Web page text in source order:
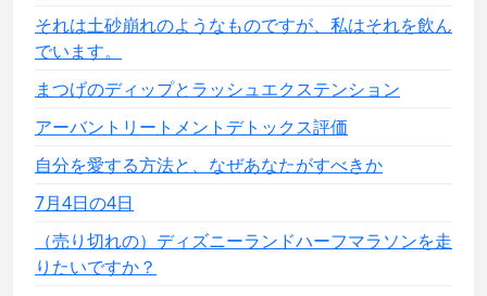
それは土砂崩れのようなものですが、私はそれを飲ん
でいます。
まつげのディップとラッシュエクステンション
アーバントリートメントデトックス評価
自分を愛する方法と、なぜあなたがすべきか
7月4日の4日
（売り切れの）ディズニーランドハーフマラソンを走
りたいですか？